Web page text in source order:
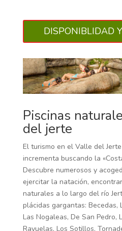
DISPONIBLIDAD
Piscinas
del jerte
El turismo en el Valle del
incrementa buscando la
Descubre numerosos y
ejercitar la natación,
naturales a lo largo del río
plácidas gargantas: Becedas,
Las Nogaleas, De San Pedro,
Rayuelas, Los Sotillos,